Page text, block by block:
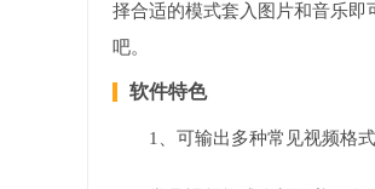
择合适的模式套入图片和音乐
吧。
软件特色
1、可输出多种常见视频格式